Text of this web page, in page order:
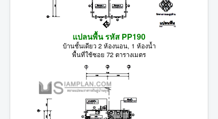
แปลนพื้น รหัส PP190
บ้านชั้นเดียว 2 ห้องนอน, 1 ห้องน้ำ
พื้นที่ใช้ซอย 72 ตารางเมตร